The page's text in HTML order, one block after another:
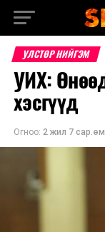
УЛСТӨР НИЙГЭМ
УИХ:
хэсгүүд
Огноо: 2 жил 7